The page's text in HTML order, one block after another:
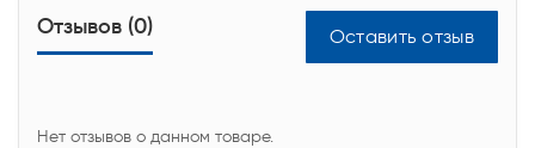
Отзывов (0) Оставить отзыв
Нет отзывов о данном товаре.